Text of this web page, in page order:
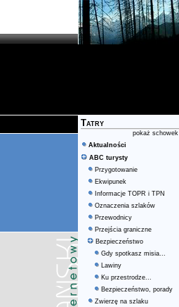
Tatry
pokaż schowek
Aktualności
ABC turysty
Przygotowanie
Ekwipunek
Informacje TOPR i TPN
Oznaczenia szlaków
Przewodnicy
Przejścia graniczne
Bezpieczeństwo
Gdy spotkasz misia...
Lawiny
Ku przestrodze...
Bezpieczeństwo, porady
Zwierzę na szlaku